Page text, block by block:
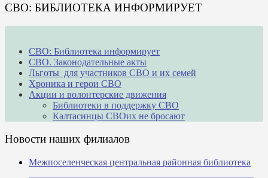
СВО: БИБЛИОТЕКА ИНФОРМИРУЕТ
СВО: Библиотека информирует
СВО. Законодательные акты
Льготы для участников СВО и их семей
Хроника и герои СВО
Акции и волонтерские движения
Библиотеки в поддержку СВО
Калтасинцы СВОих не бросают
Новости наших филиалов
Межпоселенческая центральная районная библиотека